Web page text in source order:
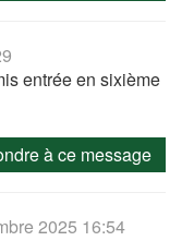
entrée en sixième
à ce message
2025 16:54